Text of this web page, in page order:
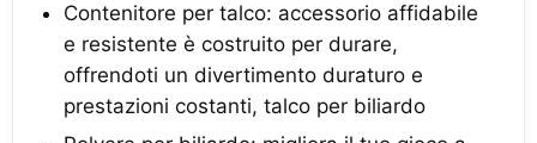
Contenitore per talco: accessorio affidabile
e resistente è costruito per durare,
offrendoti un divertimento duraturo e
prestazioni costanti, talco per biliardo